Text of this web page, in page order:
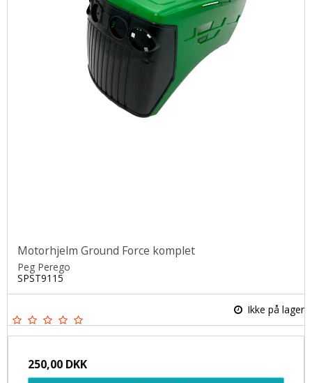
Motorhjelm Ground Force komplet
Peg Perego
SPST9115
Ikke på lager
250,00 DKK